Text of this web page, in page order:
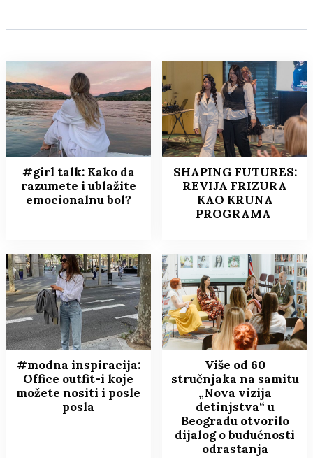
#girl talk: Kako da
razumete i ublažite
emocionalnu bol?
SHAPING FUTURES:
REVIJA FRIZURA
KAO KRUNA
PROGRAMA
#modna inspiracija:
Office outfit-i koje
možete nositi i posle
posla
Više od 60
stručnjaka na samitu
„Nova vizija
detinjstva“ u
Beogradu otvorilo
dijalog o budućnosti
odrastanja